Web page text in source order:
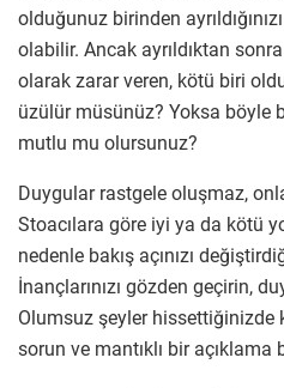
olduğunuz birinden
olabilir. Ancak ayrıldıktan
olarak zarar veren, kötü biri
üzülür müsünüz? Yoksa böyle
mutlu mu olursunuz?
Duygular rastgele oluşmaz,
Stoacılara göre iyi ya da kötü
nedenle bakış açınızı
İnançlarınızı gözden geçirin,
Olumsuz şeyler hissettiğinizde
sorun ve mantıklı bir açıklama